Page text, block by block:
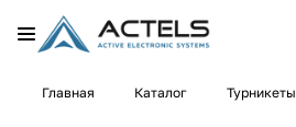
Главная Каталог Турникеты